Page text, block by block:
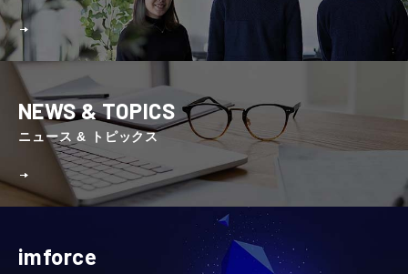
NEWS & TOPICS
ニュース & トピックス
imforce